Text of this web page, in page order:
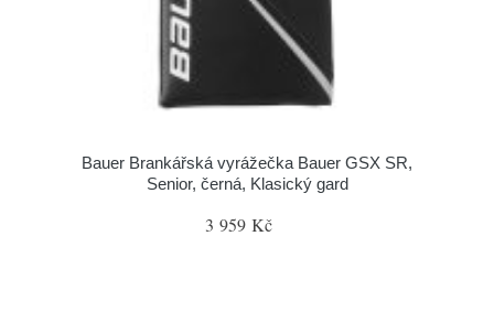
Bauer Brankářská vyrážečka Bauer GSX SR,
Senior, černá, Klasický gard
3 959 Kč